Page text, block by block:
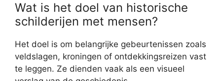
Wat is het doel van historische
schilderijen met mensen?
Het doel is om belangrijke gebeurtenissen zoals
veldslagen, kroningen of ontdekkingsreizen vast
te leggen. Ze dienden vaak als een visueel